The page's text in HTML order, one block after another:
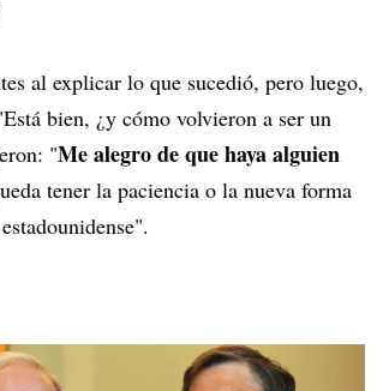
al explicar lo que sucedió, pero luego,
bien, ¿y cómo volvieron a ser un
"Me alegro de que haya alguien
tener la paciencia o la nueva forma